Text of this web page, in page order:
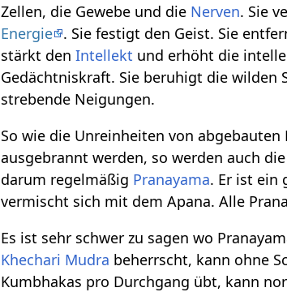
Zellen, die Gewebe und die Nerven. Sie
Energie . Sie festigt den Geist. Sie
stärkt denIntellekt und erhöht die
Gedächtniskraft. Sie beruhigt die wilden
strebende Neigungen.
So wie die Unreinheiten von
ausgebrannt werden, so werden auch
darum regelmäßig Pranayama. Er ist ein
vermischt sich mit dem Apana. Alle
Es ist sehr schwer zu sagen wo
Khechari Mudra beherrscht, kann ohne
Kumbhakas pro Durchgang übt, kann